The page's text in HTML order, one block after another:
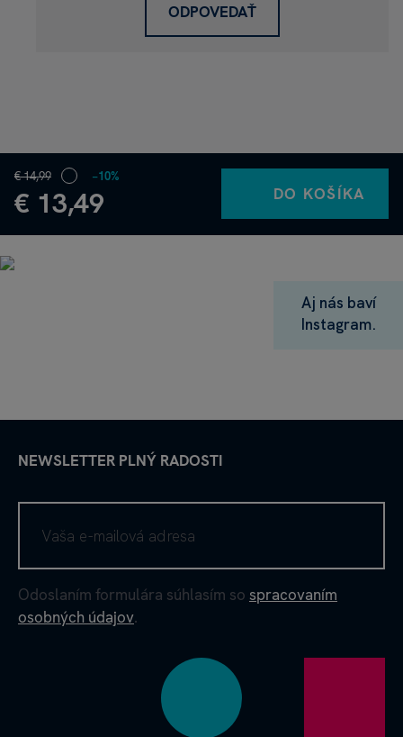
ODPOVEDAŤ
€ 14,99
€ 13,49
−10%
DO KOŠÍKA
Aj nás baví
Instagram.
NEWSLETTER PLNÝ RADOSTI
Odoslaním formulára súhlasím so spracovaním
osobných údajov.